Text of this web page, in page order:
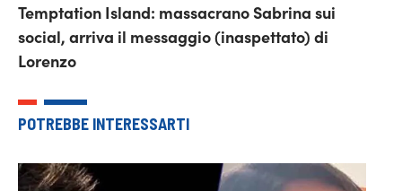
Temptation Island: massacrano Sabrina sui
social, arriva il messaggio (inaspettato) di
Lorenzo
POTREBBE INTERESSARTI